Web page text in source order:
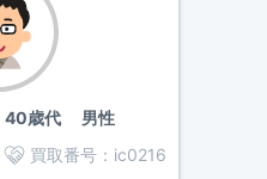
歳代 男性
買取番号： ic0216